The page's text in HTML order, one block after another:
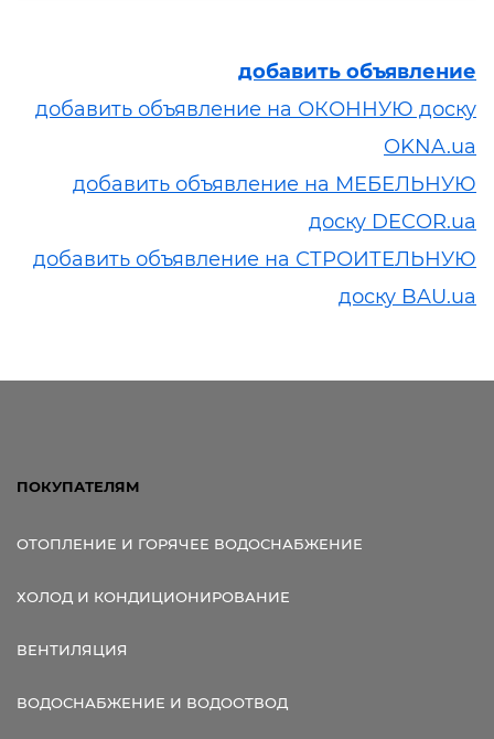
добавить объявление
добавить объявление на ОКОННУЮ доску
OKNA.ua
добавить объявление на МЕБЕЛЬНУЮ
доску DECOR.ua
добавить объявление на СТРОИТЕЛЬНУЮ
доску BAU.ua
ПОКУПАТЕЛЯМ
ОТОПЛЕНИЕ И ГОРЯЧЕЕ ВОДОСНАБЖЕНИЕ
ХОЛОД И КОНДИЦИОНИРОВАНИЕ
ВЕНТИЛЯЦИЯ
ВОДОСНАБЖЕНИЕ И ВОДООТВОД